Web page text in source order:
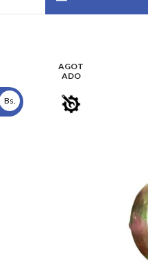
AGOT
ADO
Bs.